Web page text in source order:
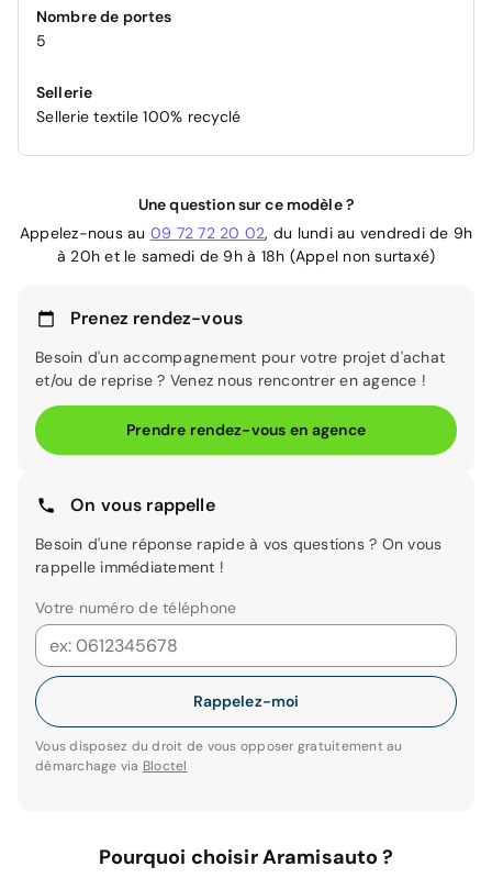
Nombre de portes
5
Sellerie
Sellerie textile 100% recyclé
Une question sur ce modèle ?
Appelez-nous au 09 72 72 20 02, du lundi au vendredi de 9h
à 20h et le samedi de 9h à 18h (Appel non surtaxé)
Prenez rendez-vous
Besoin d'un accompagnement pour votre projet d'achat
et/ou de reprise ? Venez nous rencontrer en agence !
Prendre rendez-vous en agence
On vous rappelle
Besoin d'une réponse rapide à vos questions ? On vous
rappelle immédiatement !
Votre numéro de téléphone
Rappelez-moi
Vous disposez du droit de vous opposer gratuitement au
démarchage via Bloctel
Pourquoi choisir Aramisauto ?